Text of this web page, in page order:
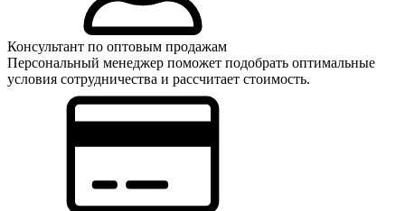
Консультант по оптовым продажам
Персональный менеджер поможет подобрать оптимальные
условия сотрудничества и рассчитает стоимость.